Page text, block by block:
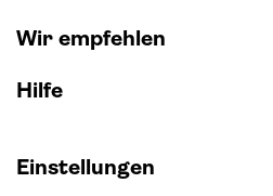
Wir empfehlen
Hilfe
Einstellungen